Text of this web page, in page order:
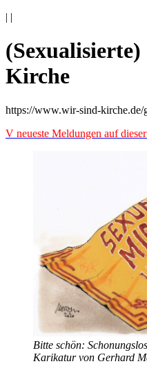
| |
Kirche
https://www.wir-sind-kirche.de/
V neueste Meldungen auf
Bitte schön:
Karikatur von Gerhard